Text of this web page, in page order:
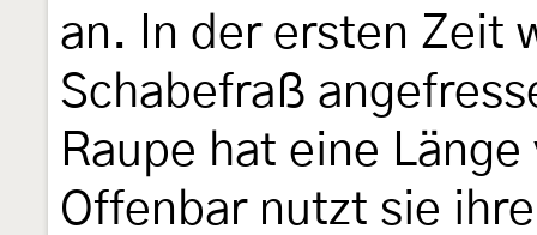
an. In der ersten Zeit
Schabefraß
Raupe hat eine
Offenbar nutzt sie